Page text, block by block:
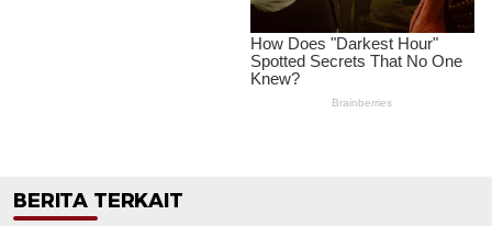
BERITA TERKAIT